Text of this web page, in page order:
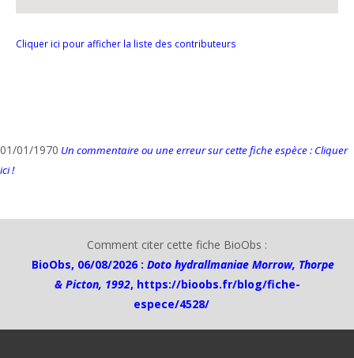
Cliquer ici pour afficher la liste des contributeurs
01/01/1970 Un commentaire ou une erreur sur cette fiche espèce : Cliquer
ici !
Comment citer cette fiche BioObs :
BioObs, 06/08/2026 : Doto hydrallmaniae Morrow, Thorpe
& Picton, 1992, https://bioobs.fr/blog/fiche-
espece/4528/